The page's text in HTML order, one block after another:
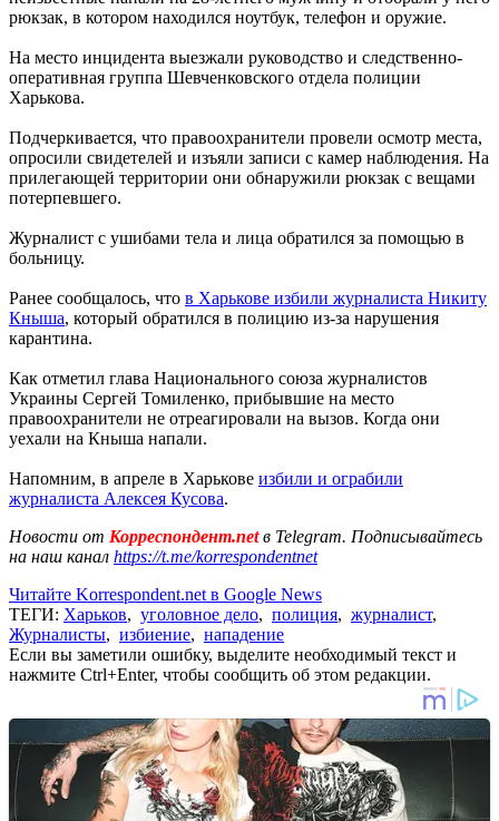
рюкзак, в котором находился ноутбук, телефон и оружие.
На место инцидента выезжали руководство и следственно-
оперативная группа Шевченковского отдела полиции
Харькова.
Подчеркивается, что правоохранители провели осмотр места,
опросили свидетелей и изъяли записи с камер наблюдения. На
прилегающей территории они обнаружили рюкзак с вещами
потерпевшего.
Журналист с ушибами тела и лица обратился за помощью в
больницу.
Ранее сообщалось, что в Харькове избили журналиста Никиту
Кныша, который обратился в полицию из-за нарушения
карантина.
Как отметил глава Национального союза журналистов
Украины Сергей Томиленко, прибывшие на место
правоохранители не отреагировали на вызов. Когда они
уехали на Кныша напали.
Напомним, в апреле в Харькове избили и ограбили
журналиста Алексея Кусова.
Новости от Корреспондент.netв Telegram. Подписывайтесь
на наш канал https://t.me/korrespondentnet
Читайте Korrespondent.net в Google News
ТЕГИ: Харьков, уголовное дело, полиция, журналист,
Журналисты, избиение, нападение
Если вы заметили ошибку, выделите необходимый текст и
нажмите Ctrl+Enter, чтобы сообщить об этом редакции.